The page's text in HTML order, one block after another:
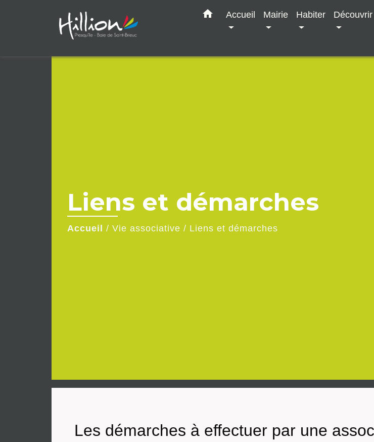
home Accueil Mairie Habiter Découvrir
Liens et démarches
Accueil / Vie associative / Liens et démarches
Les démarches à effectuer par une